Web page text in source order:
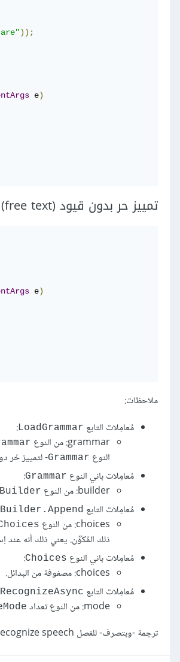
));
e)
تمييز حر بدون قيود (free text) باستخدام
e)
ملاحظات:
مُعامِلات التابع LoadGrammar
:
grammar: من النوع
النوع Grammar- لتمييز حُر
مُعامِلات باني النوع Grammar
:
builder: من النوع
مُعامِلات التابع
choices: من النوع
ذلك المُكَوِّن. يعني ذلك أنه عند
مُعامِلات باني النوع Choices
:
choices: مصفوفة من البدائل.
مُعامِلات التابع RecognizeAsync
mode: من النوع تعداد
ترجمة -وبتصرف- للفصل SpeechRecognitionEngine class to recognize speech من كتاب